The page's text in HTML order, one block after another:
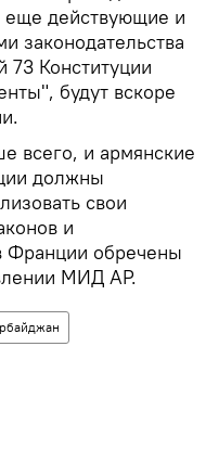
еще действующие и
законодательства
73 Конституции
будут вскоре
всего, и армянские
должны
свои
и
Франции обречены
МИД АР.